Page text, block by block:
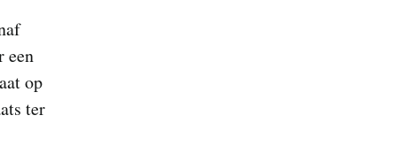
een
op
ter